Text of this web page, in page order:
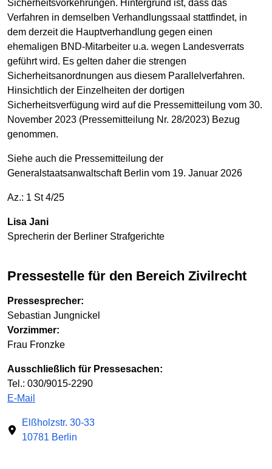
Sicherheitsvorkehrungen. Hintergrund ist, dass das
Verfahren in demselben Verhandlungssaal stattfindet, in
dem derzeit die Hauptverhandlung gegen einen
ehemaligen BND-Mitarbeiter u.a. wegen Landesverrats
geführt wird. Es gelten daher die strengen
Sicherheitsanordnungen aus diesem Parallelverfahren.
Hinsichtlich der Einzelheiten der dortigen
Sicherheitsverfügung wird auf die Pressemitteilung vom 30.
November 2023 (Pressemitteilung Nr. 28/2023) Bezug
genommen.
Siehe auch die Pressemitteilung der
Generalstaatsanwaltschaft Berlin vom 19. Januar 2026
Az.: 1 St 4/25
Lisa Jani
Sprecherin der Berliner Strafgerichte
Pressestelle für den Bereich Zivilrecht
Pressesprecher:
Sebastian Jungnickel
Vorzimmer:
Frau Fronzke
Ausschließlich für Pressesachen:
Tel.: 030/9015-2290
E-Mail
Elßholzstr. 30-33
10781 Berlin